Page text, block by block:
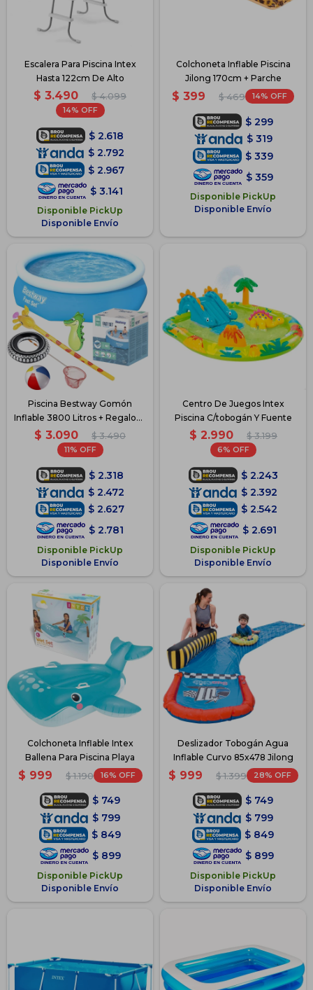
Escalera Para Piscina Intex
Hasta 122cm De Alto
$ 3.490 $ 4.099
14
$ 2.618
$ 2.792
$ 2.967
$ 3.141
Disponible PickUp
Disponible Envío
Colchoneta Inflable Piscina
Jilong 170cm + Parche
$ 399 $ 469 14
$ 299
$ 319
$ 339
$ 359
Disponible PickUp
Disponible Envío
Piscina Bestway Gomón
Inflable 3800 Litros + Regalos -
Azul
$ 3.090 $ 3.490
11
$ 2.318
$ 2.472
$ 2.627
$ 2.781
Disponible PickUp
Disponible Envío
Centro De Juegos Intex
Piscina C/tobogán Y Fuente
$ 2.990 $ 3.199
6
$ 2.243
$ 2.392
$ 2.542
$ 2.691
Disponible PickUp
Disponible Envío
Colchoneta Inflable Intex
Ballena Para Piscina Playa
$ 999 $ 1.190 16
$ 749
$ 799
$ 849
$ 899
Disponible PickUp
Disponible Envío
Deslizador Tobogán Agua
Inflable Curvo 85x478 Jilong
$ 999 $ 1.399 28
$ 749
$ 799
$ 849
$ 899
Disponible PickUp
Disponible Envío